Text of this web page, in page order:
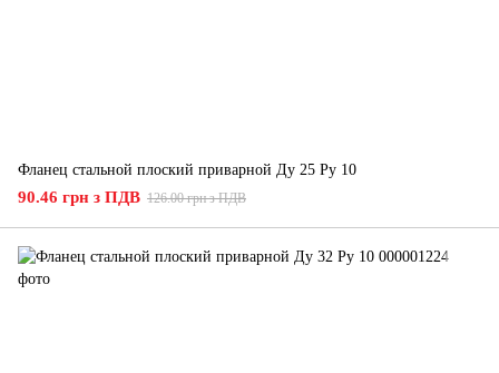
Фланец стальной плоский приварной Ду 25 Ру 10
90.46 грн з ПДВ 126.00 грн з ПДВ